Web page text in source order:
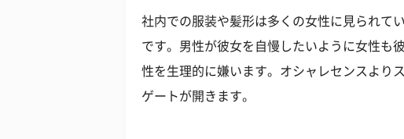
社内での服装や髪形は多くの女性に見られて
です。男性が彼女を自慢したいように女性も
性を生理的に嫌います。オシャレセンスより
ゲートが開きます。